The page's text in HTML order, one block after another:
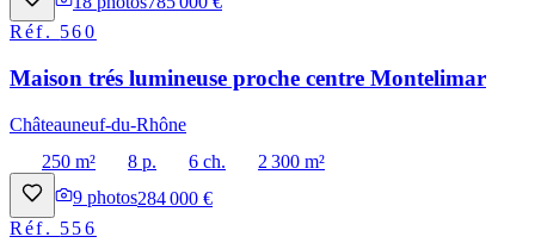
Réf. 560
Maison trés lumineuse proche centre Montelimar
Châteauneuf-du-Rhône
250 m²
8 p. 6 ch.
2 300 m²
9 photos284 000 €
Réf. 556